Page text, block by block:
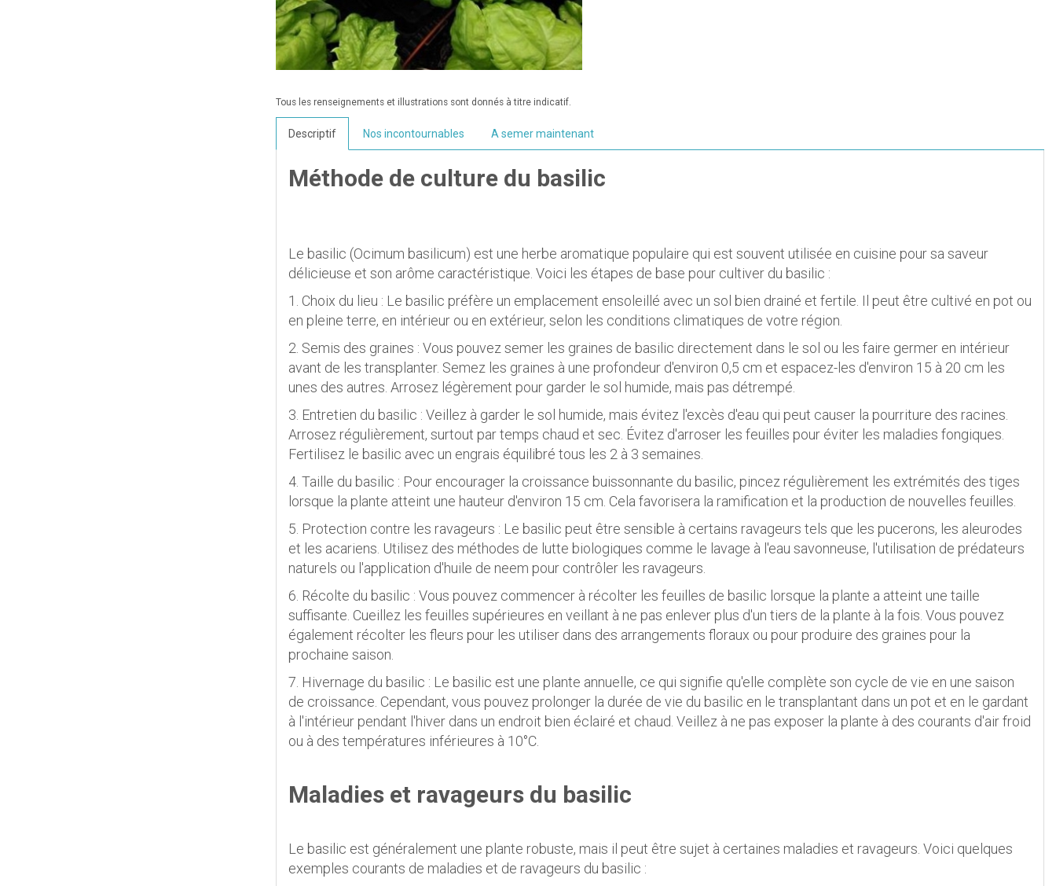
Tous les renseignements et illustrations sont donnés à titre indicatif.
Descriptif Nos incontournables A semer maintenant
Méthode de culture du basilic
Le basilic (Ocimum basilicum) est une herbe aromatique populaire qui est souvent utilisée en cuisine pour sa saveur
délicieuse et son arôme caractéristique. Voici les étapes de base pour cultiver du basilic :
1. Choix du lieu : Le basilic préfère un emplacement ensoleillé avec un sol bien drainé et fertile. Il peut être cultivé en pot ou
en pleine terre, en intérieur ou en extérieur, selon les conditions climatiques de votre région.
2. Semis des graines : Vous pouvez semer les graines de basilic directement dans le sol ou les faire germer en intérieur
avant de les transplanter. Semez les graines à une profondeur d'environ 0,5 cm et espacez-les d'environ 15 à 20 cm les
unes des autres. Arrosez légèrement pour garder le sol humide, mais pas détrempé.
3. Entretien du basilic : Veillez à garder le sol humide, mais évitez l'excès d'eau qui peut causer la pourriture des racines.
Arrosez régulièrement, surtout par temps chaud et sec. Évitez d'arroser les feuilles pour éviter les maladies fongiques.
Fertilisez le basilic avec un engrais équilibré tous les 2 à 3 semaines.
4. Taille du basilic : Pour encourager la croissance buissonnante du basilic, pincez régulièrement les extrémités des tiges
lorsque la plante atteint une hauteur d'environ 15 cm. Cela favorisera la ramification et la production de nouvelles feuilles.
5. Protection contre les ravageurs : Le basilic peut être sensible à certains ravageurs tels que les pucerons, les aleurodes
et les acariens. Utilisez des méthodes de lutte biologiques comme le lavage à l'eau savonneuse, l'utilisation de prédateurs
naturels ou l'application d'huile de neem pour contrôler les ravageurs.
6. Récolte du basilic : Vous pouvez commencer à récolter les feuilles de basilic lorsque la plante a atteint une taille
suffisante. Cueillez les feuilles supérieures en veillant à ne pas enlever plus d'un tiers de la plante à la fois. Vous pouvez
également récolter les fleurs pour les utiliser dans des arrangements floraux ou pour produire des graines pour la
prochaine saison.
7. Hivernage du basilic : Le basilic est une plante annuelle, ce qui signifie qu'elle complète son cycle de vie en une saison
de croissance. Cependant, vous pouvez prolonger la durée de vie du basilic en le transplantant dans un pot et en le gardant
à l'intérieur pendant l'hiver dans un endroit bien éclairé et chaud. Veillez à ne pas exposer la plante à des courants d'air froid
ou à des températures inférieures à 10°C.
Maladies et ravageurs du basilic
Le basilic est généralement une plante robuste, mais il peut être sujet à certaines maladies et ravageurs. Voici quelques
exemples courants de maladies et de ravageurs du basilic :